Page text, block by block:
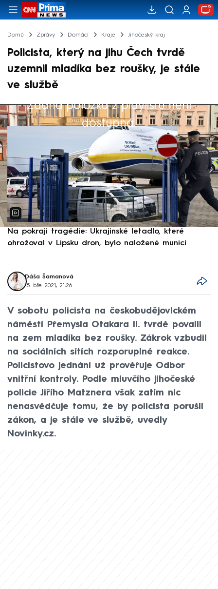
Domů Zprávy Domácí Kraje Jihočeský kraj
Policista, který na jihu Čech tvrdě
uzemnil mladíka bez roušky, je stále
ve službě
Žádná položka z playlistu není
dostupná.
Výběr redakce
Na pokraji tragédie: Ukrajinské letadlo, které
ohrožoval v Lipsku dron, bylo naložené municí
Dáša Šamanová
15. bře 2021, 21:26
V sobotu policista na českobudějovickém
náměstí Přemysla Otakara II. tvrdě povalil
na zem mladíka bez roušky. Zákrok vzbudil
na sociálních sítích rozporuplné reakce.
Policistovo jednání už prověřuje Odbor
vnitřní kontroly. Podle mluvčího jihočeské
policie Jiřího Matznera však zatím nic
nenasvědčuje tomu, že by policista porušil
zákon, a je stále ve službě, uvedly
Novinky.cz.